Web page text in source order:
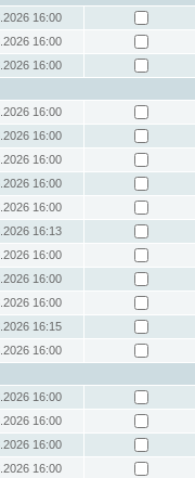
16:00
16:00
16:00
16:00
16:00
16:00
16:00
16:00
16:13
16:00
16:00
16:00
16:15
16:00
16:00
16:00
16:00
16:00